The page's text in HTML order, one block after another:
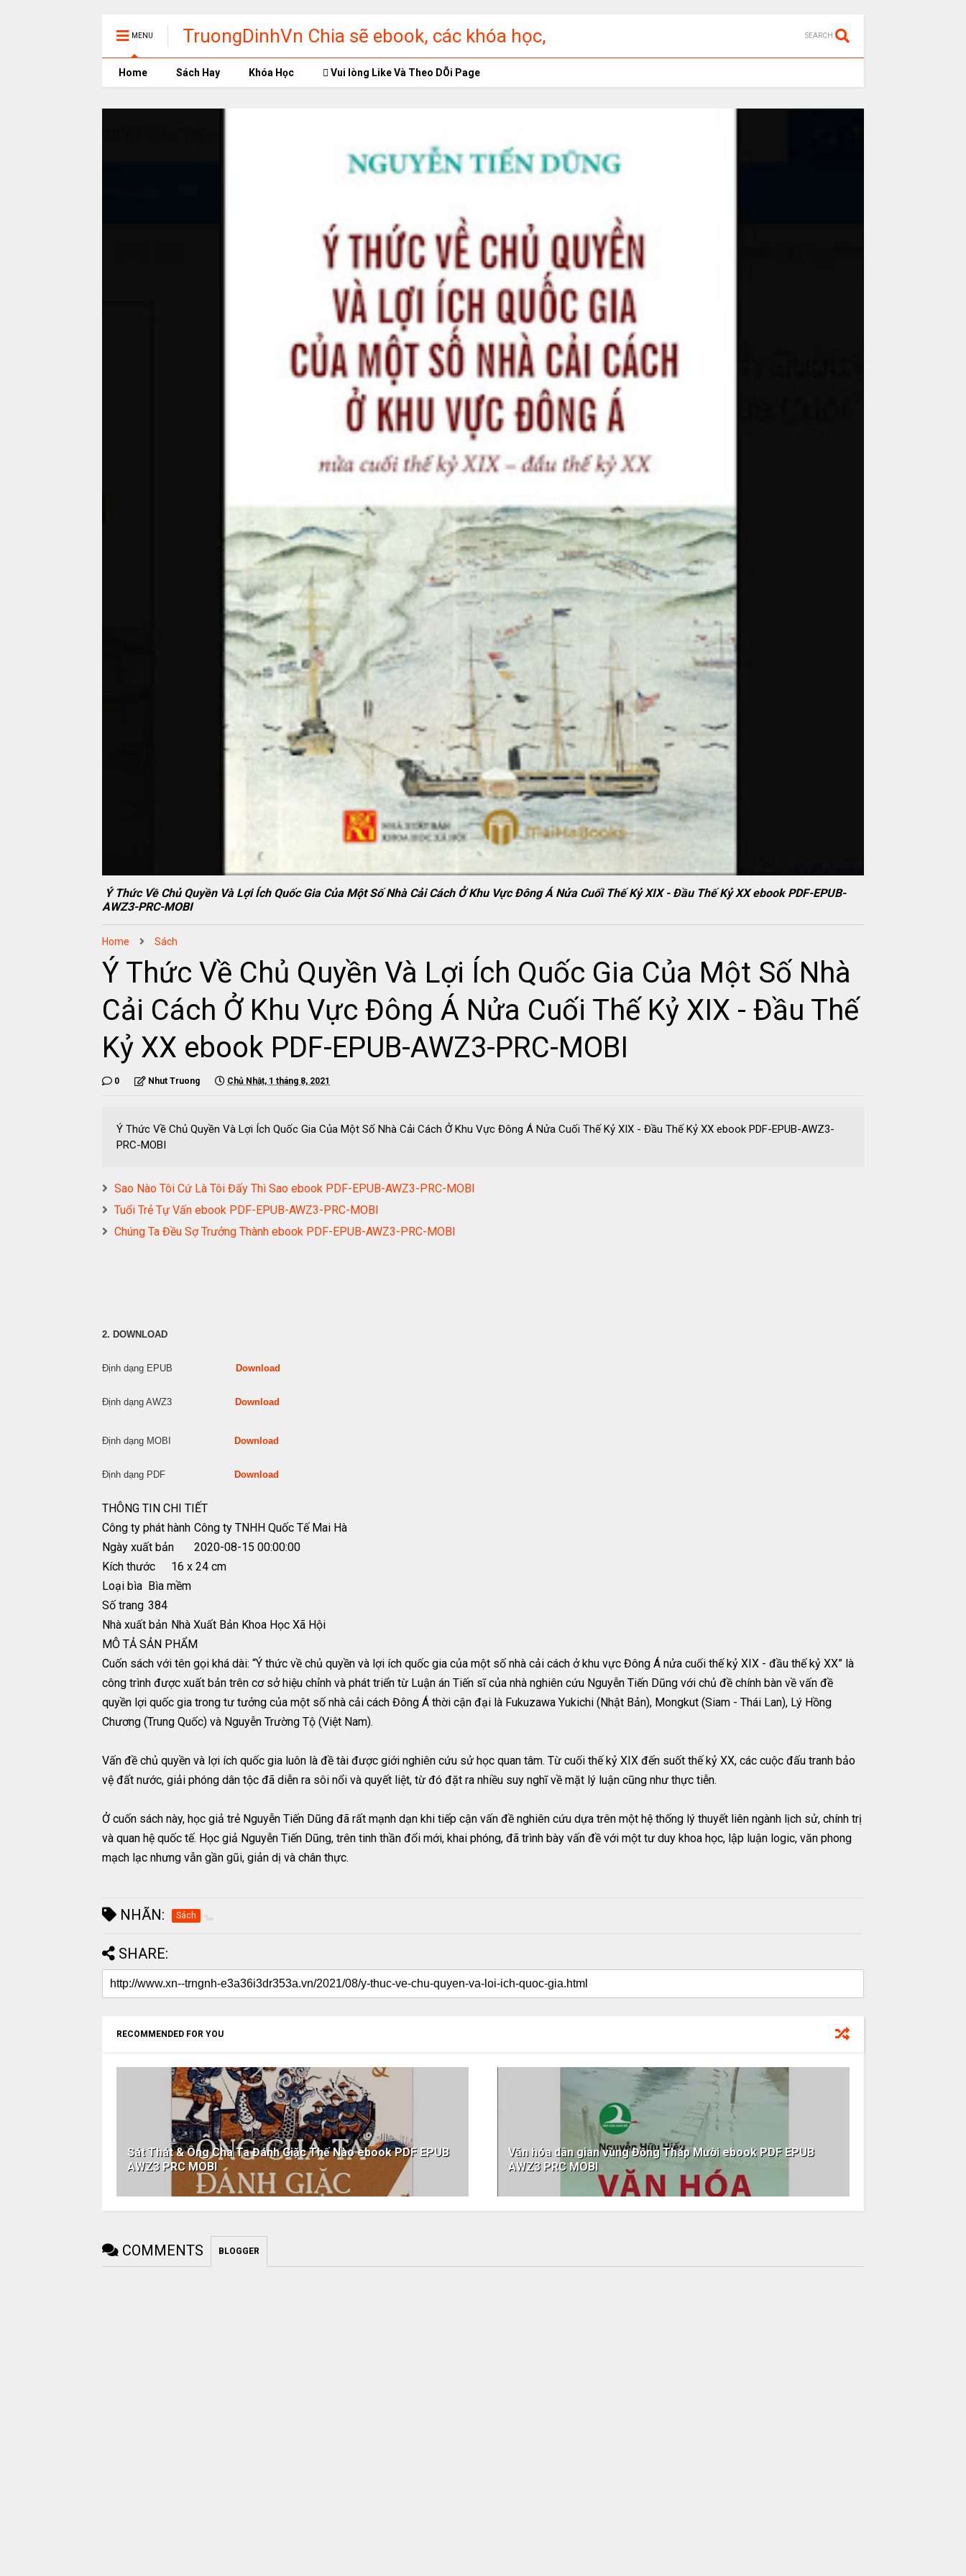
MENU
TruongDinhVn Chia sẽ ebook, các khóa học,
phần mềm học tập miễn phí
SEARCH
Home Sách Hay Khóa Học Vui lòng Like Và Theo DÕi Page
Ý Thức Về Chủ Quyền Và Lợi Ích Quốc Gia Của Một Số Nhà Cải Cách Ở Khu Vực Đông Á Nửa Cuối Thế Kỷ XIX - Đầu Thế Kỷ XX ebook PDF-EPUB-
AWZ3-PRC-MOBI
Home Sách
Ý Thức Về Chủ Quyền Và Lợi Ích Quốc Gia Của Một Số Nhà
Cải Cách Ở Khu Vực Đông Á Nửa Cuối Thế Kỷ XIX - Đầu Thế
Kỷ XX ebook PDF-EPUB-AWZ3-PRC-MOBI
0 Nhut Truong Chủ Nhật, 1 tháng 8, 2021
Ý Thức Về Chủ Quyền Và Lợi Ích Quốc Gia Của Một Số Nhà Cải Cách Ở Khu Vực Đông Á Nửa Cuối Thế Kỷ XIX - Đầu Thế Kỷ XX ebook PDF-EPUB-AWZ3-
PRC-MOBI
Sao Nào Tôi Cứ Là Tôi Đấy Thì Sao ebook PDF-EPUB-AWZ3-PRC-MOBI
Tuổi Trẻ Tự Vấn ebook PDF-EPUB-AWZ3-PRC-MOBI
Chúng Ta Đều Sợ Trưởng Thành ebook PDF-EPUB-AWZ3-PRC-MOBI
2. DOWNLOAD
Định dạng EPUB Download
Định dạng AWZ3 Download
Định dạng MOBI Download
Định dạng PDF Download
THÔNG TIN CHI TIẾT
Công ty phát hành Công ty TNHH Quốc Tế Mai Hà
Ngày xuất bản
2020-08-15 00:00:00
Kích thước
16 x 24 cm
Loại bìa Bìa mềm
Số trang 384
Nhà xuất bản Nhà Xuất Bản Khoa Học Xã Hội
MÔ TẢ SẢN PHẨM
Cuốn sách với tên gọi khá dài: “Ý thức về chủ quyền và lợi ích quốc gia của một số nhà cải cách ở khu vực Đông Á nửa cuối thế kỷ XIX - đầu thế kỷ XX” là
công trình được xuất bản trên cơ sở hiệu chỉnh và phát triển từ Luận án Tiến sĩ của nhà nghiên cứu Nguyễn Tiến Dũng với chủ đề chính bàn về vấn đề
quyền lợi quốc gia trong tư tưởng của một số nhà cải cách Đông Á thời cận đại là Fukuzawa Yukichi (Nhật Bản), Mongkut (Siam - Thái Lan), Lý Hồng
Chương (Trung Quốc) và Nguyễn Trường Tộ (Việt Nam).
Vấn đề chủ quyền và lợi ích quốc gia luôn là đề tài được giới nghiên cứu sử học quan tâm. Từ cuối thế kỷ XIX đến suốt thế kỷ XX, các cuộc đấu tranh bảo
vệ đất nước, giải phóng dân tộc đã diễn ra sôi nổi và quyết liệt, từ đó đặt ra nhiều suy nghĩ về mặt lý luận cũng như thực tiễn.
Ở cuốn sách này, học giả trẻ Nguyễn Tiến Dũng đã rất mạnh dạn khi tiếp cận vấn đề nghiên cứu dựa trên một hệ thống lý thuyết liên ngành lịch sử, chính trị
và quan hệ quốc tế. Học giả Nguyễn Tiến Dũng, trên tinh thần đổi mới, khai phóng, đã trình bày vấn đề với một tư duy khoa học, lập luận logic, văn phong
mạch lạc nhưng vẫn gần gũi, giản dị và chân thực.
NHÃN: Sách
SHARE:
RECOMMENDED FOR YOU
Sát Thát & Ông Cha Ta Đánh Giặc Thế Nào ebook PDF EPUB
AWZ3 PRC MOBI
Văn hóa dân gian vùng Đồng Tháp Mười ebook PDF EPUB
AWZ3 PRC MOBI
COMMENTS BLOGGER